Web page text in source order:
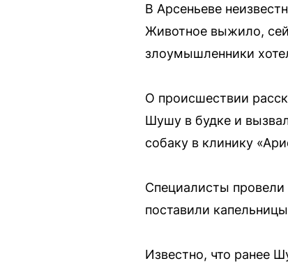
В Арсеньеве
Животное выжило,
злоумышленники
О происшествии
Шушу в будке и
собаку в клинику
Специалисты провели
поставили
Известно, что ранее